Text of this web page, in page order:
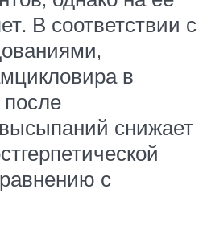
В соответствии с
в
снижает
с